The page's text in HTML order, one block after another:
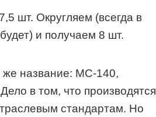
шт. Округляем (всегда в
и получаем 8 шт.
же название: МС-140,
в том, что производятся
стандартам. Но